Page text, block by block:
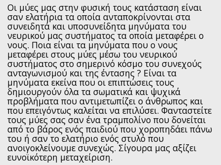
Οι μύες μας στην φυσική τους κατάσταση είναι
σαν ελατήρια τα οποία ανταποκρίνονται στα
συνειδητά και υποσυνείδητα μηνύματα του
νευρικού μας συστήματος τα οποία μεταφέρει ο
νους. Ποια είναι τα μηνύματα που ο νους
μεταφέρει στους μύες μέσω του νευρικού
συστήματος στο σημερινό κόσμο του συνεχούς
ανταγωνισμού και της έντασης ? Είναι τα
μηνύματα εκείνα που οι επιπτώσεις τους
δημιουργούν όλα τα σωματικά και ψυχικά
προβλήματα που αντιμετωπίζει ο άνθρωπος και
που επειγόντως καλείται να επιλύσει. Φανταστείτε
τους μύες σας σαν ένα τραμπολίνο που δονείται
από το βάρος ενός παιδιού που χοροπηδάει πάνω
του ή σαν το ελατήριο ενός στυλό που
ανοιγοκλείνουμε συνεχώς. Σίγουρα μας αξίζει
ευνοϊκότερη μεταχείριση.